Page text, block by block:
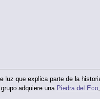
luz que explica parte de la
adquiere una Piedra del Eco